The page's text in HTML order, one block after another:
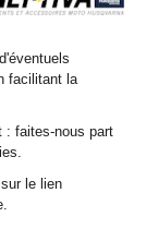
dernières